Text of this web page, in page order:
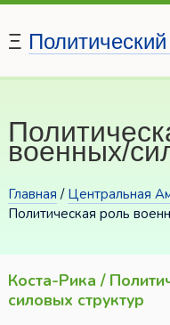
Ξ
военных/
Главная / Центральная
Политическая роль
Коста-Рика /
силовых структур